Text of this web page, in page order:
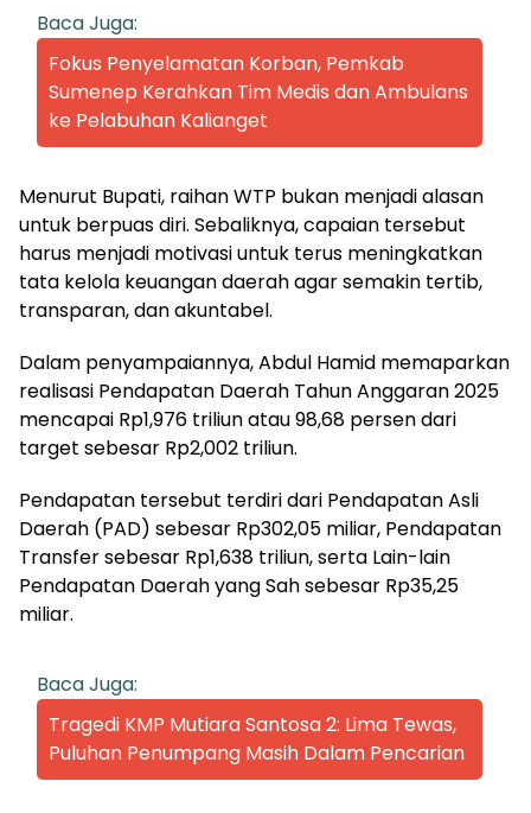
Baca Juga:
Fokus Penyelamatan Korban, Pemkab
Sumenep Kerahkan Tim Medis dan Ambulans
ke Pelabuhan Kalianget
Menurut Bupati, raihan WTP bukan menjadi alasan
untuk berpuas diri. Sebaliknya, capaian tersebut
harus menjadi motivasi untuk terus meningkatkan
tata kelola keuangan daerah agar semakin tertib,
transparan, dan akuntabel.
Dalam penyampaiannya, Abdul Hamid memaparkan
realisasi Pendapatan Daerah Tahun Anggaran 2025
mencapai Rp1,976 triliun atau 98,68 persen dari
target sebesar Rp2,002 triliun.
Pendapatan tersebut terdiri dari Pendapatan Asli
Daerah (PAD) sebesar Rp302,05 miliar, Pendapatan
Transfer sebesar Rp1,638 triliun, serta Lain-lain
Pendapatan Daerah yang Sah sebesar Rp35,25
miliar.
Baca Juga:
Tragedi KMP Mutiara Santosa 2: Lima Tewas,
Puluhan Penumpang Masih Dalam Pencarian